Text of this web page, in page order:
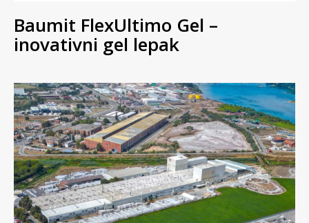
Baumit FlexUltimo Gel –
inovativni gel lepak